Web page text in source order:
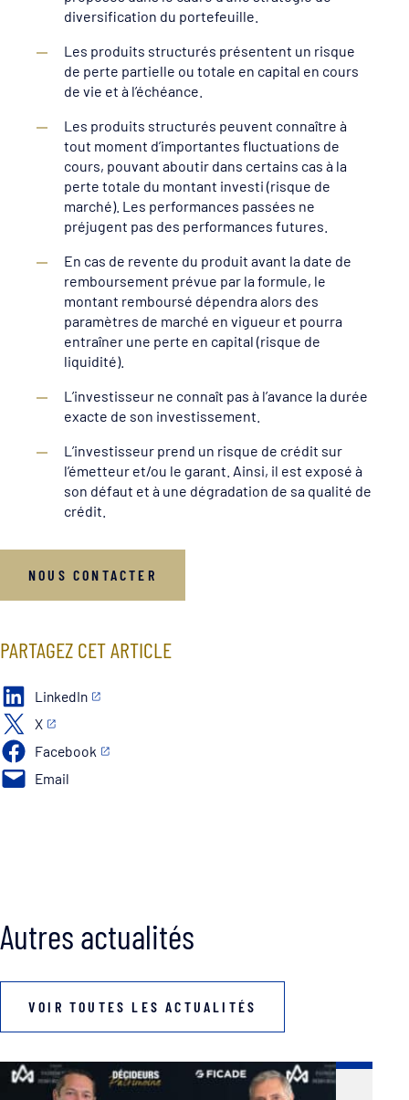
diversification du portefeuille.
Les produits structurés présentent un risque
de perte partielle ou totale en capital en cours
de vie et à l’échéance.
Les produits structurés peuvent connaître à
tout moment d’importantes fluctuations de
cours, pouvant aboutir dans certains cas à la
perte totale du montant investi (risque de
marché). Les performances passées ne
préjugent pas des performances futures.
En cas de revente du produit avant la date de
remboursement prévue par la formule, le
montant remboursé dépendra alors des
paramètres de marché en vigueur et pourra
entraîner une perte en capital (risque de
liquidité).
L’investisseur ne connaît pas à l’avance la durée
exacte de son investissement.
L’investisseur prend un risque de crédit sur
l’émetteur et/ou le garant. Ainsi, il est exposé à
son défaut et à une dégradation de sa qualité de
crédit.
NOUS CONTACTER
PARTAGEZ CET ARTICLE
LinkedIn
X
Facebook
Email
Autres actualités
VOIR TOUTES LES ACTUALITÉS